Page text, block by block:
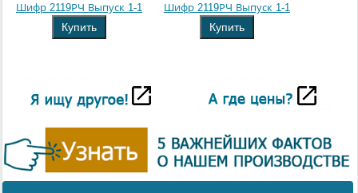
Шифр 2119РЧ Выпуск 1-1
Купить
Шифр 2119РЧ Выпуск 1-1
Купить